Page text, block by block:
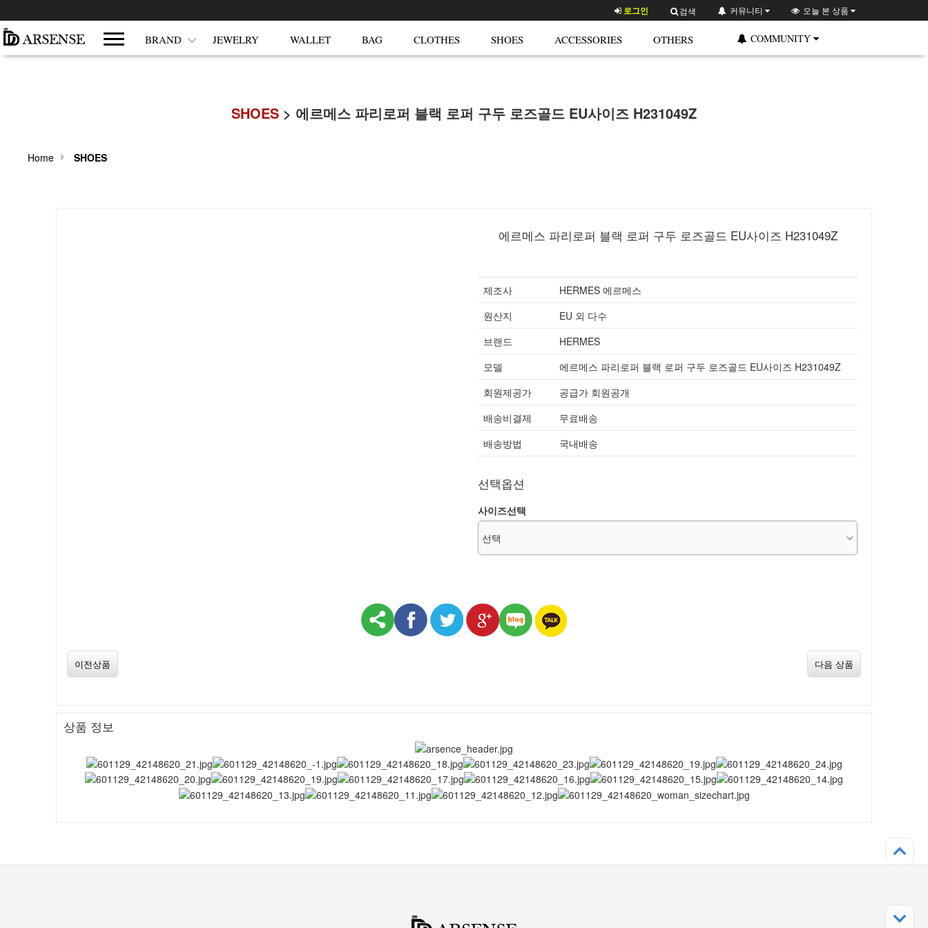
로그인 검색 커뮤니티 오늘 본 상품
쇼핑몰 카테고리 BRAND JEWELRY WALLET BAG CLOTHES SHOES ACCESSORIES OTHERS COMMUNITY
SHOES > 에르메스 파리로퍼 블랙 로퍼 구두 로즈골드 EU사이즈 H231049Z
Home SHOES
에르메스 파리로퍼 블랙 로퍼 구두 로즈골드 EU사이즈 H231049Z
제조사
HERMES 에르메스
원산지
EU 외 다수
브랜드
HERMES
모델
에르메스 파리로퍼 블랙 로퍼 구두 로즈골드 EU사이즈 H231049Z
회원제공가
공급가 회원공개
배송비결제
무료배송
배송방법
국내배송
선택옵션
사이즈선택
이전상품 다음 상품
상품 정보